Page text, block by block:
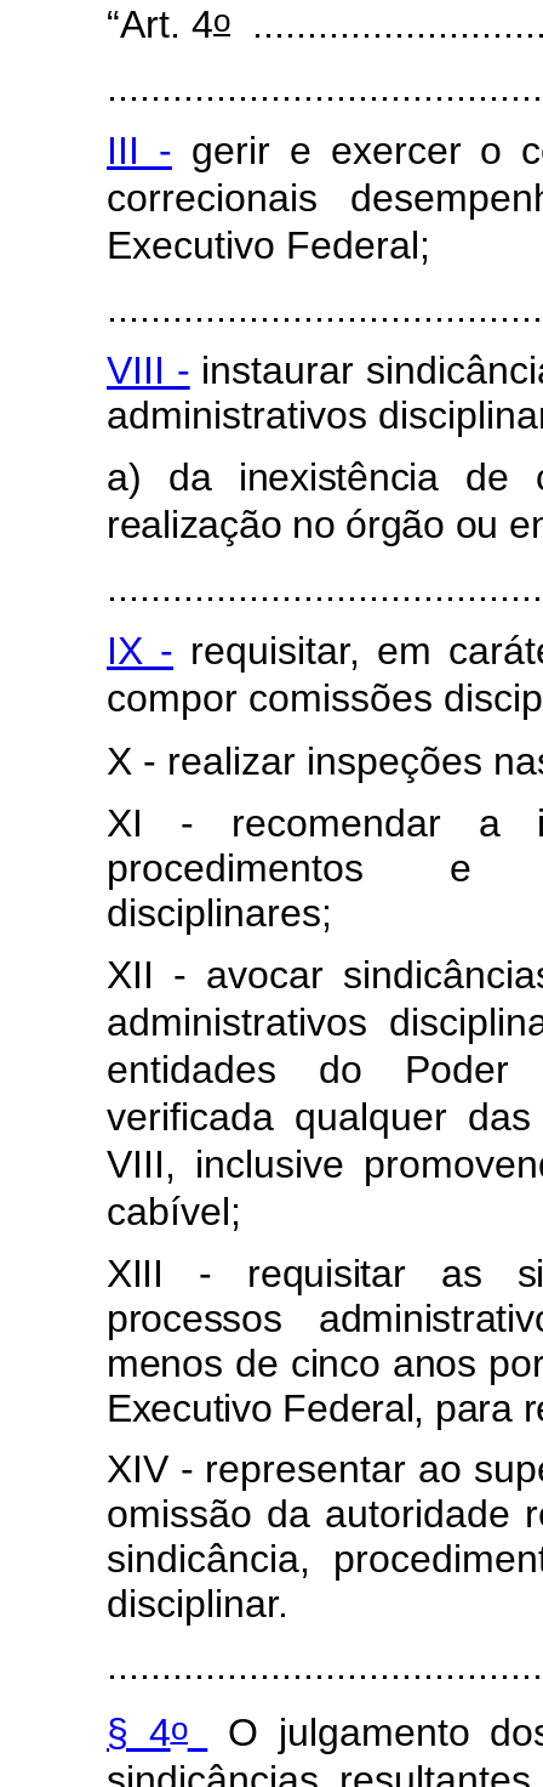
“Art. 4o
III - gerir e exercer o
correcionais
Executivo Federal;
VIII - instaurar
administrativos
a) da inexistência de
realização no órgão ou
IX - requisitar, em
compor comissões
X - realizar inspeções
XI - recomendar a
procedimentos e
disciplinares;
XII - avocar
administrativos
entidades do Poder
verificada qualquer
VIII, inclusive
cabível;
XIII - requisitar as
processos
menos de cinco anos
Executivo Federal, para
XIV - representar ao
omissão da autoridade
sindicância,
disciplinar.
§ 4o
O julgamento